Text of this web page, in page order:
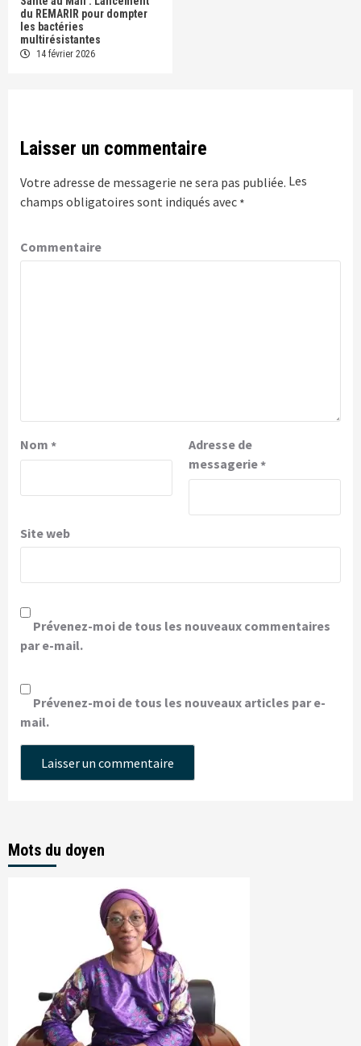
du REMARIR pour dompter
les bactéries
multirésistantes
14 février 2026
Laisser un commentaire
Votre adresse de messagerie ne sera pas publiée. Les
champs obligatoires sont indiqués avec *
Commentaire
Nom *
Adresse de
messagerie*
Site web
Prévenez-moi de tous les nouveaux commentaires
par e-mail.
Prévenez-moi de tous les nouveaux articles par e-
mail.
Mots du doyen